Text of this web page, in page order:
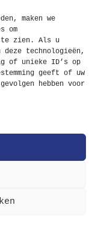
maken we
om
te zien. Als u
technologieën,
of unieke ID’s op
geeft of uw
hebben voor